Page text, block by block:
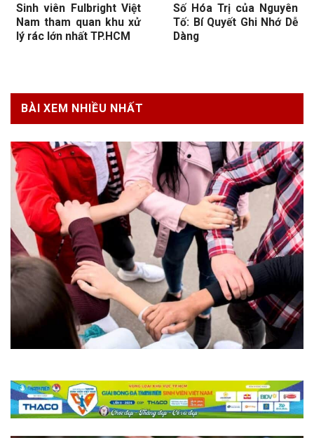
Sinh viên Fulbright Việt
Nam tham quan khu xử
lý rác lớn nhất TP.HCM
Số Hóa Trị của Nguyên
Tố: Bí Quyết Ghi Nhớ Dễ
Dàng
BÀI XEM NHIỀU NHẤT